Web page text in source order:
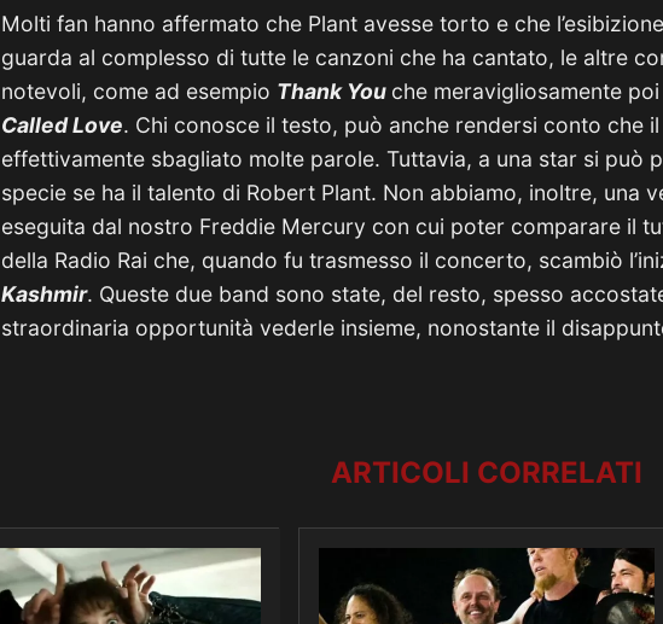
Molti fan hanno affermato che Plant avesse torto e che
guarda al complesso di tutte le canzoni che ha cantato, le altre
notevoli, come ad esempio Thank You che meravigliosamente
Called Love. Chi conosce il testo, può anche rendersi conto che
effettivamente sbagliato molte parole. Tuttavia, a una star si può
specie se ha il talento di Robert Plant. Non abbiamo, inoltre, una
eseguita dal nostro Freddie Mercury con cui poter comparare il
della Radio Rai che, quando fu trasmesso il concerto, scambiò
Kashmir. Queste due band sono state, del resto, spesso
straordinaria opportunità vederle insieme, nonostante il
ARTICOLI CORRELATI